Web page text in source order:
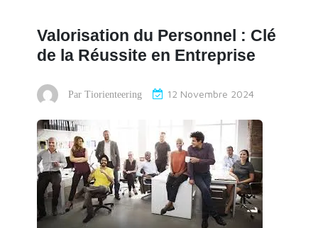
Valorisation du Personnel : Clé
de la Réussite en Entreprise
Par Tiorienteering 12 Novembre 2024